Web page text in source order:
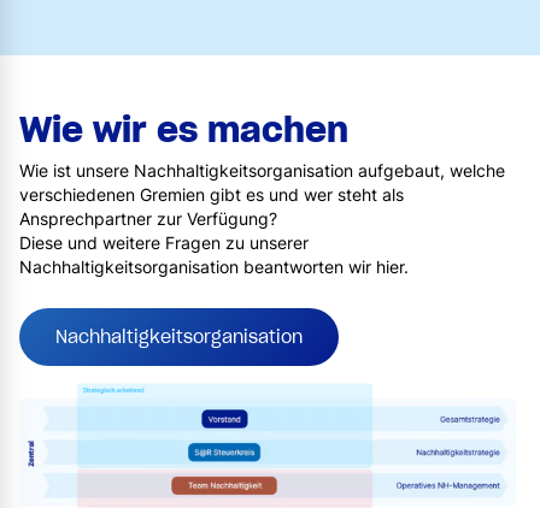
Wie wir es machen
Wie ist unsere Nachhaltigkeitsorganisation aufgebaut, welche
verschiedenen Gremien gibt es und wer steht als
Ansprechpartner zur Verfügung?
Diese und weitere Fragen zu unserer
Nachhaltigkeitsorganisation beantworten wir hier.
Nachhaltigkeitsorganisation